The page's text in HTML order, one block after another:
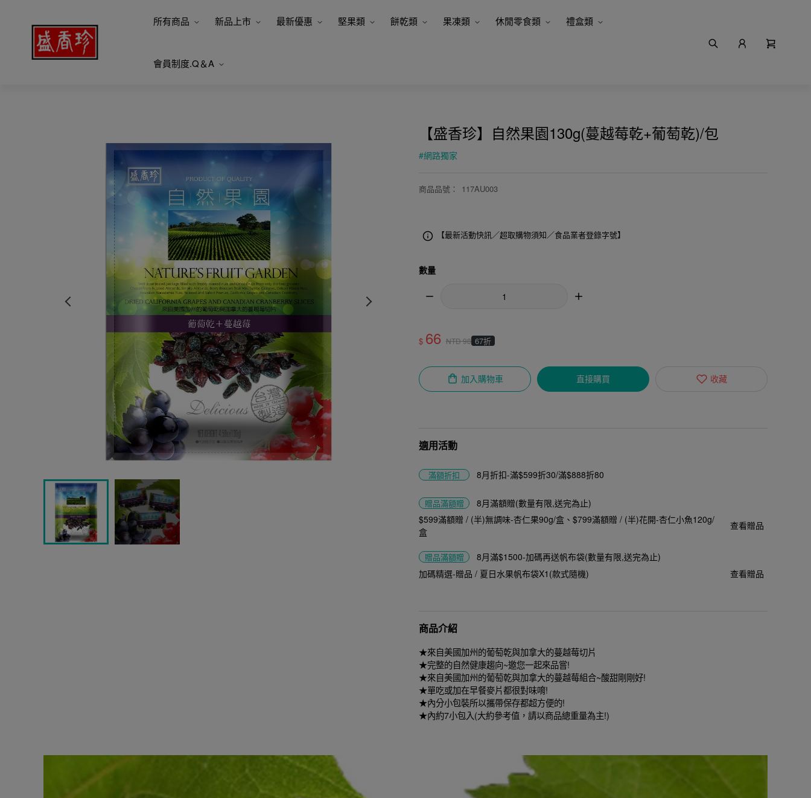
所有商品 新品上市 最新優惠 堅果類 餅乾類 果凍類 休閒零食類 禮盒類
會員制度.Q＆A
【盛香珍】自然果園130g(蔓越莓乾+葡萄乾)/包
#網路獨家
商品品號 ： 117AU003
【最新活動快訊／超取購物須知／食品業者登錄字號】
數量
$ 66 NTD98 67折
加入購物車 直接購買 收藏
適用活動
滿額折扣 8月折扣-滿$599折30/滿$888折80
贈品滿額贈
8月滿額贈(數量有限,送完為止)
$599滿額贈 / (半)無調味-杏仁果90g/盒
$799滿額贈 / (半)花開-杏仁小魚120g/
盒
查看贈品
贈品滿額贈
8月滿$1500-加碼再送帆布袋(數量有限,送完為止)
加碼精選-贈品 / 夏日水果帆布袋X1(款式隨機)
查看贈品
商品介紹
★來自美國加州的葡萄乾與加拿大的蔓越莓切片
★完整的自然健康趨向~邀您一起來品嘗!
★來自美國加州的葡萄乾與加拿大的蔓越莓組合~酸甜剛剛好!
★單吃或加在早餐麥片都很對味唷!
★內分小包裝所以攜帶保存都超方便的!
★內約7小包入(大約參考值，請以商品總重量為主!)